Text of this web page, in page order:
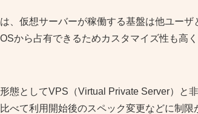
、仮想サーバーが稼働する基盤は他ユー
から占有できるためカスタマイズ性も高
態としてVPS（Virtual Private Server）と
べて利用開始後のスペック変更などに制限